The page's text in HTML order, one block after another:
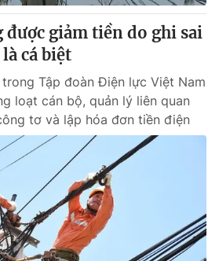
được giảm tiền do ghi sai
cá biệt
Tập đoàn Điện lực Việt Nam
loạt cán bộ, quản lý liên quan
tơ và lập hóa đơn tiền điện